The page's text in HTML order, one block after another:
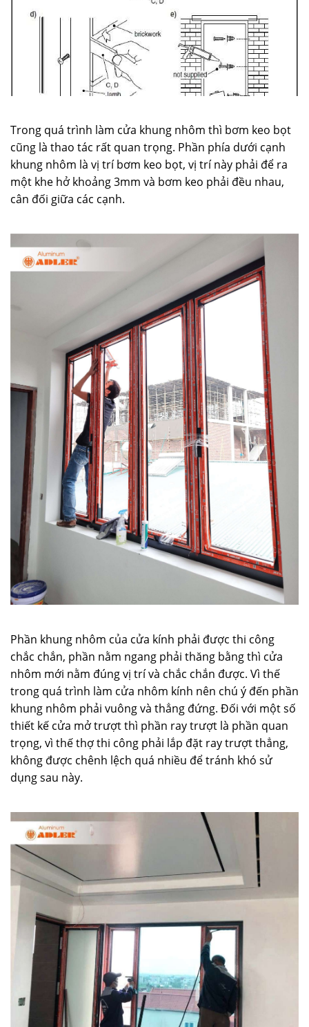
Trong quá trình làm cửa khung nhôm thì bơm keo bọt
cũng là thao tác rất quan trọng. Phần phía dưới cạnh
khung nhôm là vị trí bơm keo bọt, vị trí này phải để ra
một khe hở khoảng 3mm và bơm keo phải đều nhau,
cân đối giữa các cạnh.
Phần khung nhôm của cửa kính phải được thi công
chắc chắn, phần nằm ngang phải thăng bằng thì cửa
nhôm mới nằm đúng vị trí và chắc chắn được. Vì thế
trong quá trình làm cửa nhôm kính nên chú ý đến phần
khung nhôm phải vuông và thẳng đứng. Đối với một số
thiết kế cửa mở trượt thì phần ray trượt là phần quan
trọng, vì thế thợ thi công phải lắp đặt ray trượt thẳng,
không được chênh lệch quá nhiều để tránh khó sử
dụng sau này.